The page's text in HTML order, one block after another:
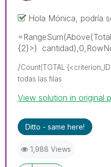
Hola Mónica, podría
{2}>}
/Count(TOTAL
todas las filas
View solution in original
Ditto - same here!
1,988 Views